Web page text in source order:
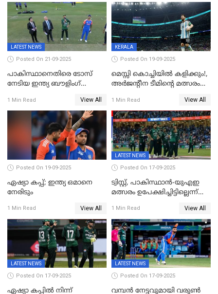
അർദ്ധ സെഞ്ച്വറി
LATEST NEWS
Posted On 21-09-2025
പാകിസ്ഥാനെതിരെ ടോസ്
നേടിയ ഇന്ത്യ ബൗളിംഗ്
1 Min Read View All
KERALA
Posted On 19-09-2025
മെസ്സി കൊച്ചിയിൽ കളിക്കും!,
അർജന്റീന ടീമിന്റെ മത്സരം
നടത്താൻ ആലോചന
1 Min Read View All
Posted On 19-09-2025
ഏഷ്യാ കപ്പ്; ഇന്ത്യ ഒമാനെ
നേരിടും
1 Min Read View All
LATEST NEWS
Posted On 17-09-2025
ട്വിസ്റ്റ്, പാകിസ്ഥാൻ-യുഎഇ
മത്സരം ഉപേക്ഷിച്ചിട്ടില്ലെന്ന്
വൈകും; പാക് ടീം ഹോട്ടലിൽ
നിന്ന് ഇറങ്ങിയതായി റിപ്പോർട്ട്
1 Min Read View All
LATEST NEWS
Posted On 17-09-2025
ഏഷ്യാ കപ്പിൽ നിന്ന്
LATEST NEWS
Posted On 17-09-2025
വമ്പൻ നേട്ടവുമായി വരുണ്‍